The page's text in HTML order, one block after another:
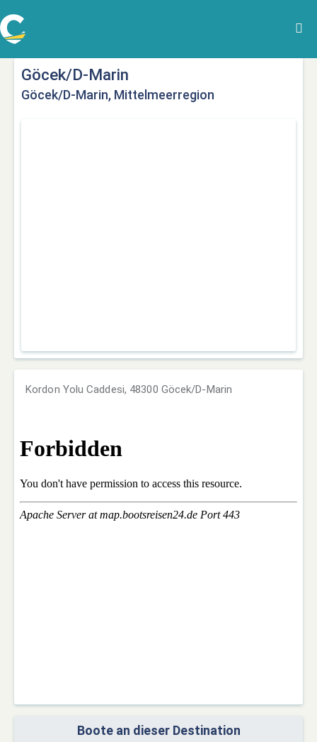
Göcek/D-Marin
Göcek/D-Marin, Mittelmeerregion
Kordon Yolu Caddesi, 48300 Göcek/D-Marin
Boote an dieser Destination